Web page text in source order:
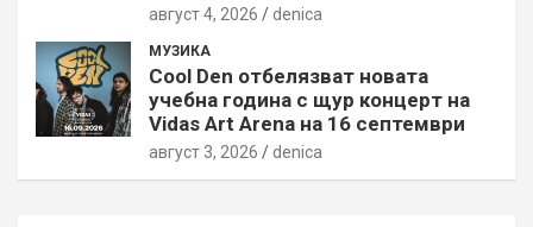
август 4, 2026 denica
МУЗИКА
Cool Den отбелязват новата
учебна година с щур концерт на
Vidas Art Arena на 16 септември
август 3, 2026 denica